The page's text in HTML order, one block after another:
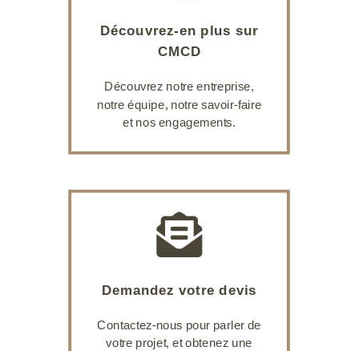
Découvrez-en plus sur
CMCD
Découvrez notre entreprise,
notre équipe, notre savoir-faire
et nos engagements.

Demandez votre devis
Contactez-nous pour parler de
votre projet, et obtenez une